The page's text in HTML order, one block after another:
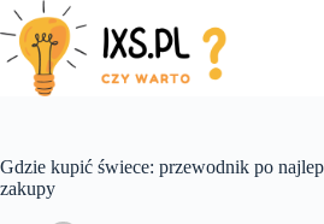
Skip
to
content
Gdzie kupić świece: przewodnik po
zakupy